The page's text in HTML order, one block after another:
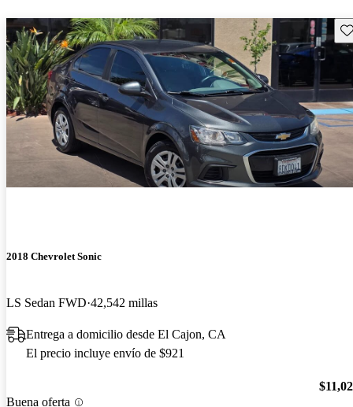
2018 Chevrolet Sonic
LS Sedan FWD 42,542 millas
Entrega a domicilio desde El Cajon, CA
El precio incluye envío de $921
Buena oferta